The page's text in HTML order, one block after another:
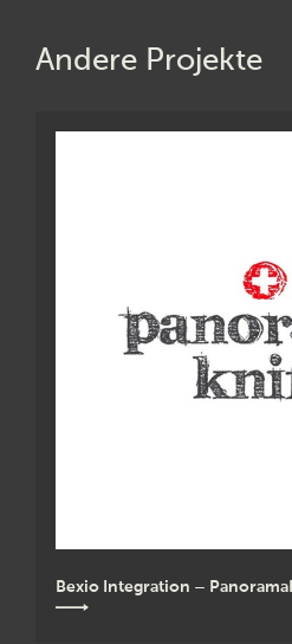
Andere Projekte
Bexio Integration –